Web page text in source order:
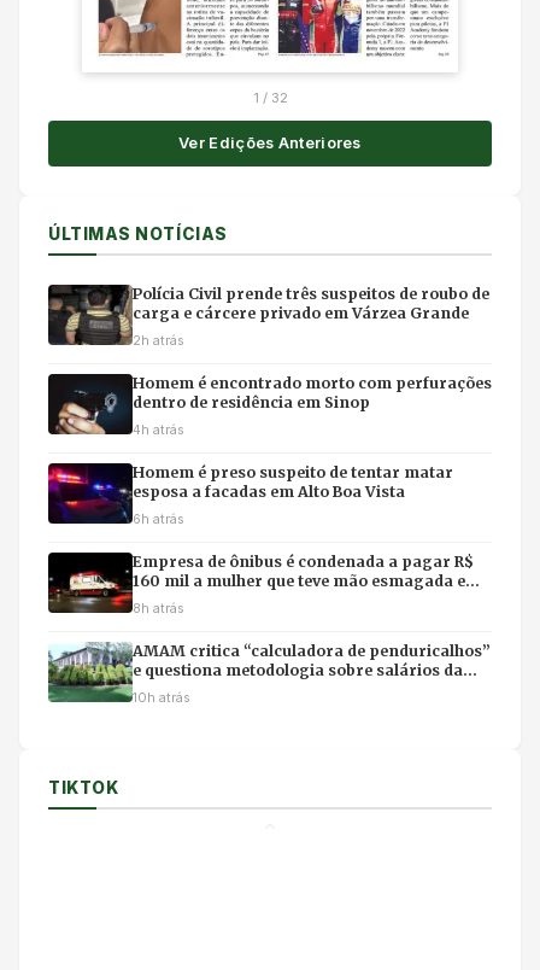
1 / 32
Ver Edições Anteriores
ÚLTIMAS NOTÍCIAS
Polícia Civil prende três suspeitos de roubo de
carga e cárcere privado em Várzea Grande
2h atrás
Homem é encontrado morto com perfurações
dentro de residência em Sinop
4h atrás
Homem é preso suspeito de tentar matar
esposa a facadas em Alto Boa Vista
6h atrás
Empresa de ônibus é condenada a pagar R$
160 mil a mulher que teve mão esmagada em
acidente
8h atrás
AMAM critica “calculadora de penduricalhos”
e questiona metodologia sobre salários da
magistratura
10h atrás
TIKTOK